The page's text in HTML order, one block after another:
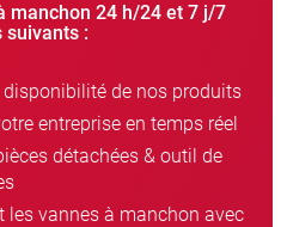
manchon 24 h/24 et 7 j/7
:
de nos produits
entreprise en temps réel
détachées & outil de
les vannes à manchon avec